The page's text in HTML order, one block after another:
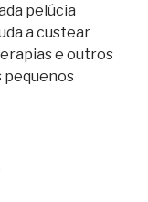
pelúcia
a custear
e outros
pequenos